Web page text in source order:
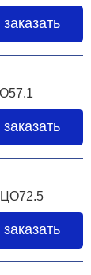
заказать
заказать
заказать